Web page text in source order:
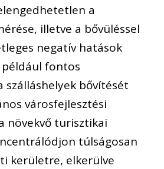
a
illetve a bővüléssel
negatív hatások
például fontos
szálláshelyek bővítését
városfejlesztési
növekvő turisztikai
túlságosan
kerületre, elkerülve